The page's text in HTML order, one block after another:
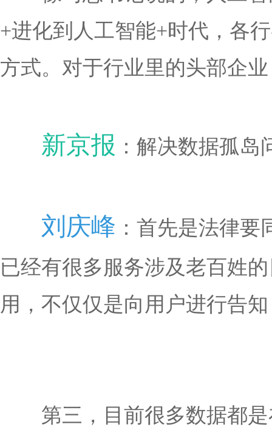
+进化到人工智能+时代，各
方式。对于行业里的头部企
新京报 ：解决数据孤
刘庆峰 ：首先是法律
已经有很多服务涉及老百姓
用，不仅仅是向用户进行告
第三，目前很多数据都是